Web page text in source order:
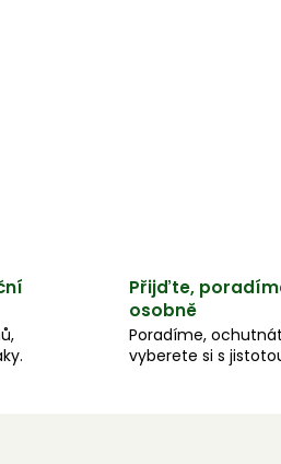
Přijďte,
osobně
Poradíme,
vyberete si s